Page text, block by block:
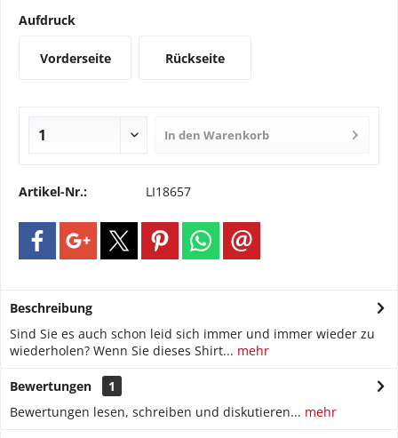
Aufdruck
Vorderseite Rückseite
In den Warenkorb
Artikel-Nr.: LI18657
Beschreibung
Sind Sie es auch schon leid sich immer und immer wieder zu
wiederholen? Wenn Sie dieses Shirt... mehr
Bewertungen
1
Bewertungen lesen, schreiben und diskutieren... mehr